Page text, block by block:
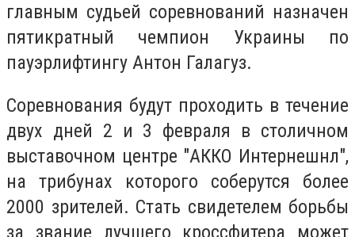
главным судьей соревнований назначен
пятикратный чемпион Украины по
пауэрлифтингу Антон Галагуз.
Соревнования будут проходить в течение
двух дней 2 и 3 февраля в столичном
выставочном центре "АККО Интернешнл",
на трибунах которого соберутся более
2000 зрителей. Стать свидетелем борьбы
за звание лучшего кроссфитера может